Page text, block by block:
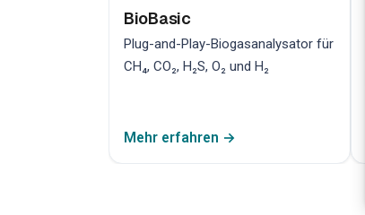
BioBasic
Plug-and-Play-Biogasanalysator für
CH₄, CO₂, H₂S, O₂ und H₂
Mehr erfahren →